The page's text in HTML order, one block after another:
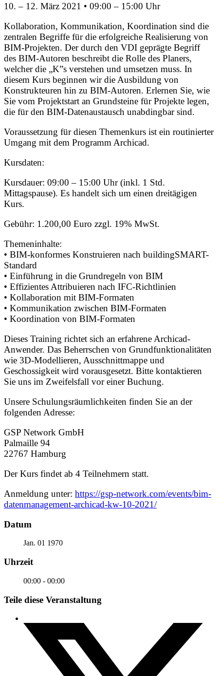
10. – 12. März 2021 • 09:00 – 15:00 Uhr
Kollaboration, Kommunikation, Koordination sind die
zentralen Begriffe für die erfolgreiche Realisierung von
BIM-Projekten. Der durch den VDI geprägte Begriff
des BIM-Autoren beschreibt die Rolle des Planers,
welcher die „K”s verstehen und umsetzen muss. In
diesem Kurs beginnen wir die Ausbildung von
Konstrukteuren hin zu BIM-Autoren. Erlernen Sie, wie
Sie vom Projektstart an Grundsteine für Projekte legen,
die für den BIM-Datenaustausch unabdingbar sind.
Voraussetzung für diesen Themenkurs ist ein routinierter
Umgang mit dem Programm Archicad.
Kursdaten:
Kursdauer: 09:00 – 15:00 Uhr (inkl. 1 Std.
Mittagspause). Es handelt sich um einen dreitägigen
Kurs.
Gebühr: 1.200,00 Euro zzgl. 19% MwSt.
Themeninhalte:
• BIM-konformes Konstruieren nach buildingSMART-
Standard
• Einführung in die Grundregeln von BIM
• Effizientes Attribuieren nach IFC-Richtlinien
• Kollaboration mit BIM-Formaten
• Kommunikation zwischen BIM-Formaten
• Koordination von BIM-Formaten
Dieses Training richtet sich an erfahrene Archicad-
Anwender. Das Beherrschen von Grundfunktionalitäten
wie 3D-Modellieren, Ausschnittmappe und
Geschossigkeit wird vorausgesetzt. Bitte kontaktieren
Sie uns im Zweifelsfall vor einer Buchung.
Unsere Schulungsräumlichkeiten finden Sie an der
folgenden Adresse:
GSP Network GmbH
Palmaille 94
22767 Hamburg
Der Kurs findet ab 4 Teilnehmern statt.
Anmeldung unter: https://gsp-network.com/events/bim-
datenmanagement-archicad-kw-10-2021/
Datum
Jan. 01 1970
Uhrzeit
00:00 - 00:00
Teile diese Veranstaltung